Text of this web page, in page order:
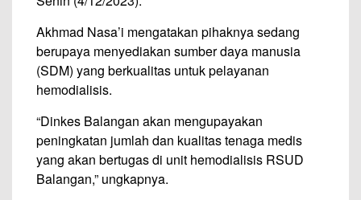
Akhmad Nasa’i mengatakan pihaknya sedang
berupaya menyediakan sumber daya manusia
(SDM) yang berkualitas untuk pelayanan
hemodialisis.
“Dinkes Balangan akan mengupayakan
peningkatan jumlah dan kualitas tenaga medis
yang akan bertugas di unit hemodialisis RSUD
Balangan,” ungkapnya.